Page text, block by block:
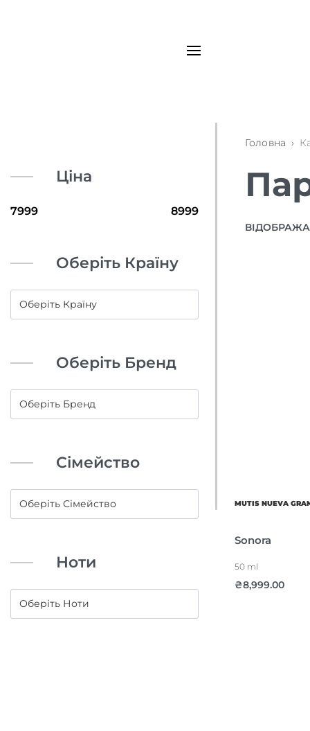
Ціна
Оберіть Країну
Оберіть Бренд
Сімейство
Ноти
Головна ›
MUTIS NUEVA
Sonora
50 ml
₴8,999.00